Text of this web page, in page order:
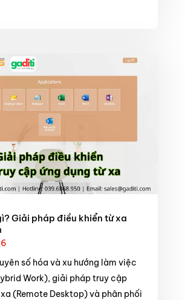
Giải pháp điều khiển từ xa
số hóa và xu hướng làm việc
Work), giải pháp truy cập
(Remote Desktop) và phân phối